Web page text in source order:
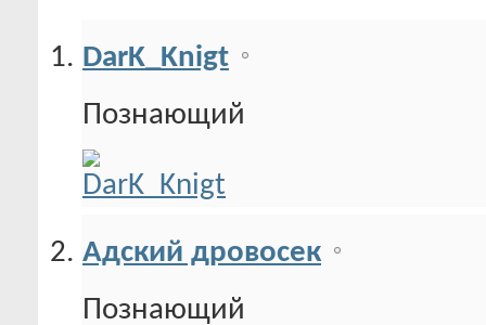
DarK_Knigt
Познающий
Адский дровосек
Познающий